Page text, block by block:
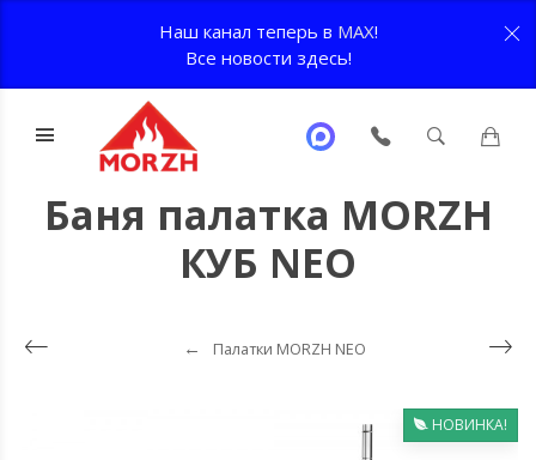
Наш канал теперь в MAX!
Все новости здесь!
Баня палатка MORZH
КУБ NEO
Палатки MORZH NEO
НОВИНКА!